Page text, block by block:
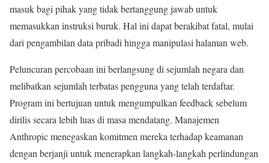
masuk bagi pihak yang tidak bertanggung jawab untuk
memasukkan instruksi buruk. Hal ini dapat berakibat fatal, mulai
dari pengambilan data pribadi hingga manipulasi halaman web.
Peluncuran percobaan ini berlangsung di sejumlah negara dan
melibatkan sejumlah terbatas pengguna yang telah terdaftar.
Program ini bertujuan untuk mengumpulkan feedback sebelum
dirilis secara lebih luas di masa mendatang. Manajemen
Anthropic menegaskan komitmen mereka terhadap keamanan
dengan berjanji untuk menerapkan langkah-langkah perlindungan